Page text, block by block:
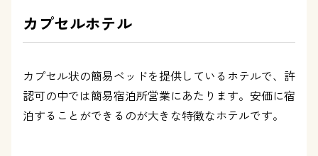
カプセルホテル
カプセル状の簡易ベッドを提供しているホテルで、許
認可の中では簡易宿泊所営業にあたります。安価に宿
泊することができるのが大きな特徴なホテルです。